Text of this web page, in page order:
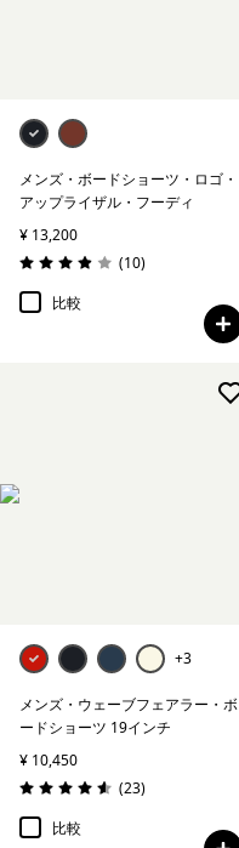
メンズ・ボードショーツ・ロゴ・
アップライザル・フーディ
¥ 13,200
評価: 3.9 / 5
(10レビュー
)
比較
+3
メンズ・ウェーブフェアラー・ボ
ードショーツ 19インチ
¥ 10,450
評価: 4.6 / 5
(23レビュー
)
比較